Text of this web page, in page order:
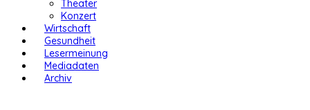
Theater
Konzert
Wirtschaft
Gesundheit
Lesermeinung
Mediadaten
Archiv